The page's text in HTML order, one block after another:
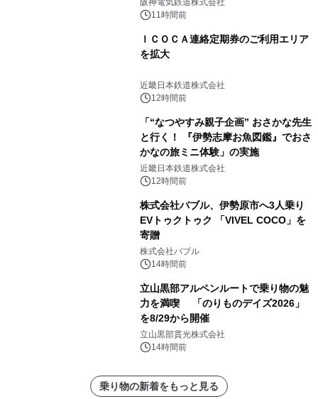
阪神電気鉄道株式会社
11時間前
ＩＣＯＣＡ連絡定期券のご利用エリア
を拡大
近畿日本鉄道株式会社
12時間前
「“なつやすみ親子企画” おさかな先生
と行く！ 『伊勢志摩お魚図鑑』でおさ
かなの旅ミニ体験」の実施
近畿日本鉄道株式会社
12時間前
株式会社バブル、伊勢原市へ3人乗り
EVトゥクトゥク 「VIVEL COCO」を
寄贈
株式会社バブル
14時間前
立山黒部アルペンルートで乗り物の魅
力を満喫 「のりものデイズ2026」
を8/29から開催
立山黒部貫光株式会社
14時間前
乗り物の新着をもっと見る